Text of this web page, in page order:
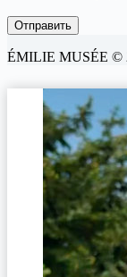
ÉMILIE MUSÉE ©